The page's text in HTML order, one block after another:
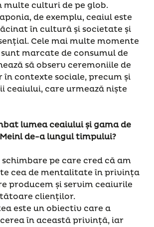
multe culturi de pe glob.
de exemplu, ceaiul este
în cultură și societate și
Cele mai multe momente
marcate de consumul de
să observ ceremoniile de
în contexte sociale, precum și
ceaiului, care urmează niște
lumea ceaiului și gama de
de-a lungul timpului?
pe care cred că am
cea de mentalitate în privința
producem și servim ceaiurile
clienților.
este un obiectiv care a
în această privință, iar